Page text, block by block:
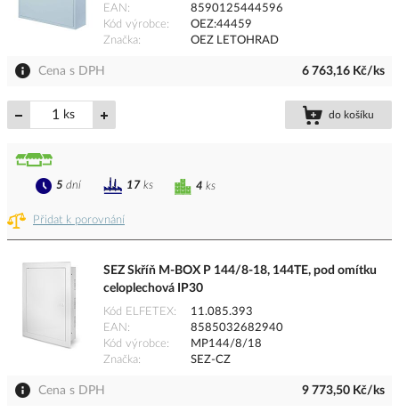
EAN
8590125444596
Kód výrobce
OEZ:44459
Značka
OEZ LETOHRAD
Cena s DPH 6 763,16 Kč/ks
ks do košíku
Přidat k porovnání
4 ks
5 dní 17 ks
SEZ Skříň M-BOX P 144/8-18, 144TE, pod omítku
celoplechová IP30
Kód ELFETEX
11.085.393
EAN
8585032682940
Kód výrobce
MP144/8/18
Značka
SEZ-CZ
Cena s DPH 9 773,50 Kč/ks